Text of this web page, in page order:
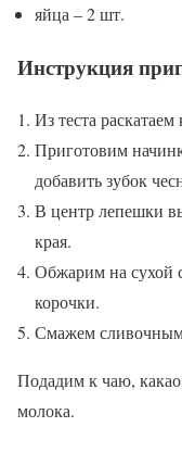
яйца – 2 шт.
Инструкция
Из теста
Приготовим
добавить зубок
В центр лепешки
края.
Обжарим на сухой
корочки.
Смажем
Подадим к чаю,
молока.